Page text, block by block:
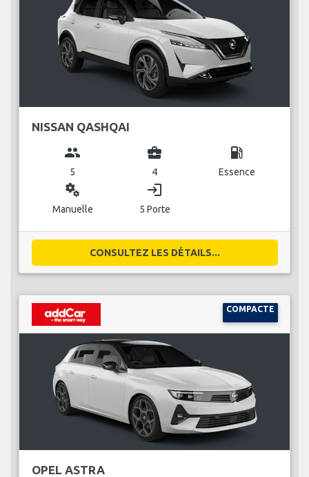
NISSAN QASHQAI
group
5
business_center
4
local_gas_station
Essence
miscellaneous_services
Manuelle
login
5 Porte
CONSULTEZ LES DÉTAILS...
COMPACTE
OPEL ASTRA